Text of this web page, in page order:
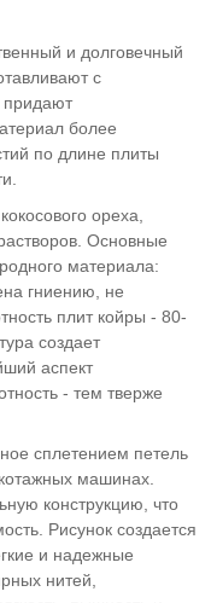
и долговечный
с
придают
более
по длине плиты
ореха,
Основные
материала:
гниению, не
плит койры - 80-
создает
аспект
- тем тверже
сплетением петель
машинах.
конструкцию, что
Рисунок создается
и надежные
нитей,